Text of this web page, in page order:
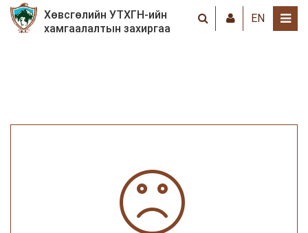
Хөвсгөлийн УТХГН-ийн
хамгаалалтын захиргаа
EN